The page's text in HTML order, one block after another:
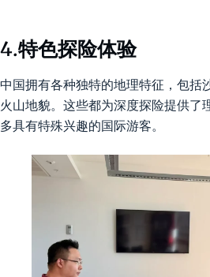
4.特色探险体验
中国拥有各种独特的地理特征，包括
火山地貌。这些都为深度探险提供了
多具有特殊兴趣的国际游客。